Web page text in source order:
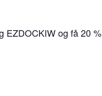
EZDOCKIW og få 20 %